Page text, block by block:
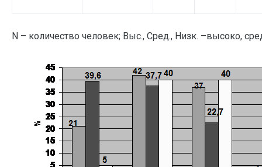
N – количество человек; Выс., Сред., Низк. –высоко,